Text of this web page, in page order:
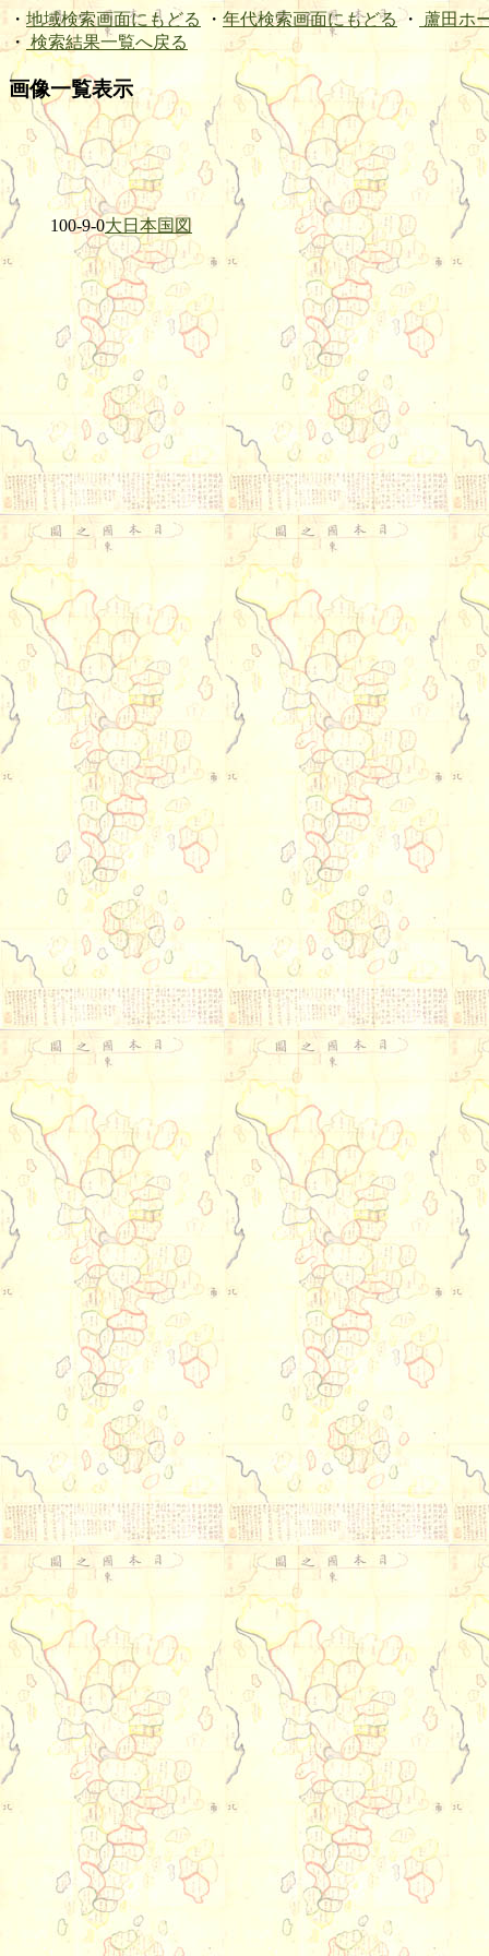
・ 地域検索画面にもどる ・ 年代検索画面にもどる・
蘆田ホ
・検索結果一覧へ戻る
画像一覧表示
100-9-0大日本国図